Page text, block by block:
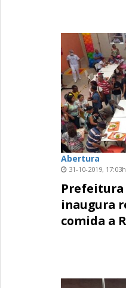
Abertura
31-10-2019, 17:03h
Prefeitura
inaugura
comida a